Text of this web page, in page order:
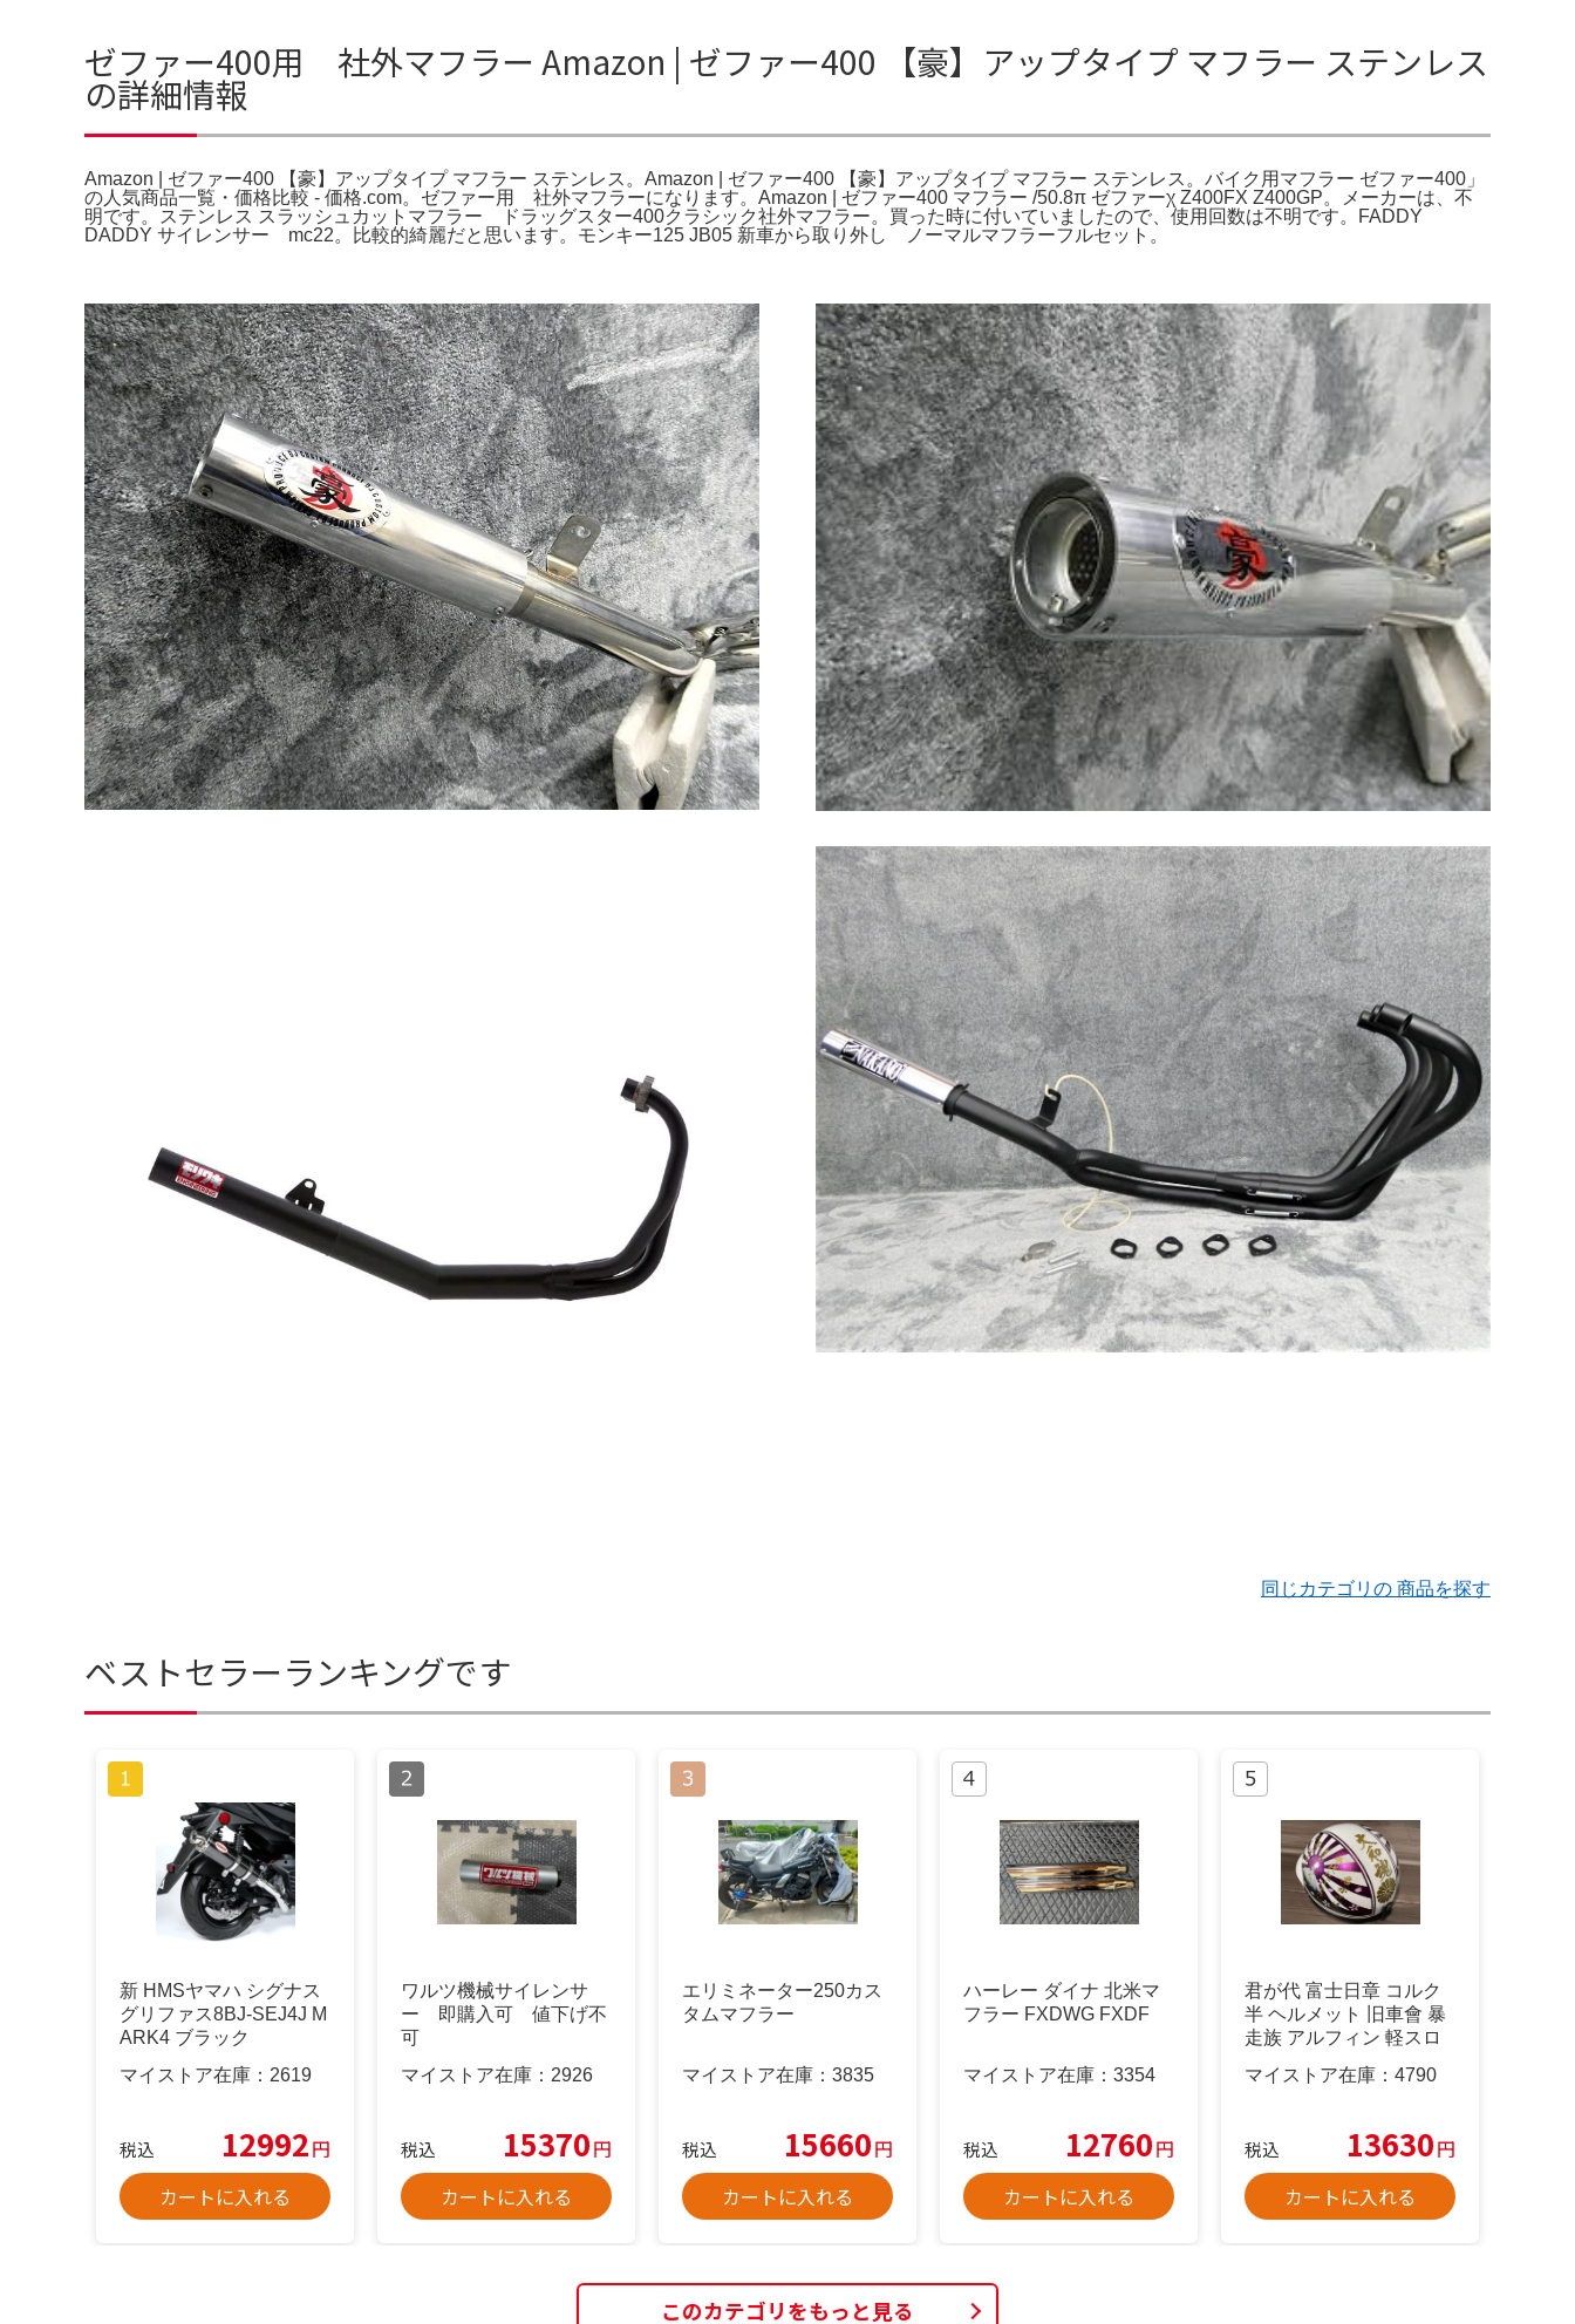
ゼファー400用 社外マフラー Amazon | ゼファー400 【豪】アップタイプ マフラー ステンレス
の詳細情報
Amazon | ゼファー400 【豪】アップタイプ マフラー ステンレス。Amazon | ゼファー400 【豪】アップタイプ マフラー ステンレス。バイク用マフラー ゼファー400」
の人気商品一覧・価格比較 - 価格.com。ゼファー用 社外マフラーになります。Amazon | ゼファー400 マフラー /50.8π ゼファーχ Z400FX Z400GP。メーカーは、不
明です。ステンレス スラッシュカットマフラー ドラッグスター400クラシック社外マフラー。買った時に付いていましたので、使用回数は不明です。FADDY
DADDY サイレンサー mc22。比較的綺麗だと思います。モンキー125 JB05 新車から取り外し ノーマルマフラーフルセット。
同じカテゴリの 商品を探す
ベストセラーランキングです
新 HMSヤマハ シグナス
グリファス8BJ-SEJ4J M
ARK4 ブラック
マイストア在庫： 2619
税込 12992円
カートに入れる
ワルツ機械サイレンサ
ー 即購入可 値下げ不
可
マイストア在庫： 2926
税込 15370円
カートに入れる
エリミネーター250カス
タムマフラー
マイストア在庫： 3835
税込 15660円
カートに入れる
ハーレー ダイナ 北米マ
フラー FXDWG FXDF
マイストア在庫： 3354
税込 12760円
カートに入れる
君が代 富士日章 コルク
半 ヘルメット 旧車會 暴
走族 アルフィン 軽スロ
マイストア在庫： 4790
税込 13630円
カートに入れる
このカテゴリをもっと見る